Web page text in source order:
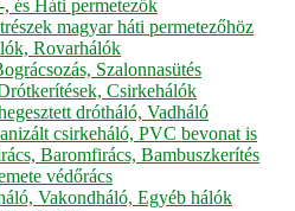
és Háti permetezők
magyar háti permetezőhöz
Rovarhálók
Szalonnasütés
Csirkehálók
drótháló, Vadháló
csirkeháló, PVC bevonat is
Baromfirács, Bambuszkerítés
védőrács
Vakondháló, Egyéb hálók